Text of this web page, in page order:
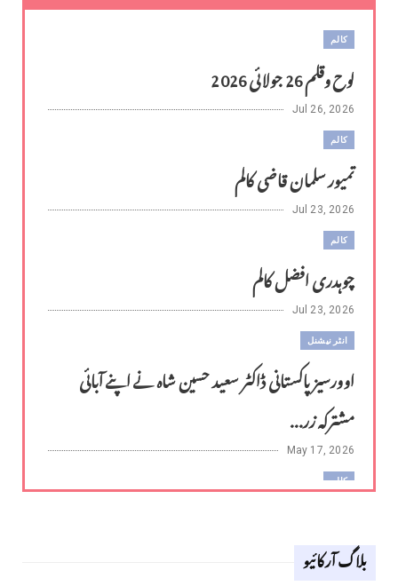
کالم
لوح وقلم 26 جولائی 2026
Jul 26, 2026
کالم
تمیور سلمان قاضی کالم
Jul 23, 2026
کالم
چوہدری افضل کالم
Jul 23, 2026
انٹر نیشنل
اوورسیز پاکستانی ڈاکٹر سعید حسین شاہ نے اپنے آبائی
مشترکہ زر...
May 17, 2026
کالم
Apr 18, 2026
بلاگ آرکائیو